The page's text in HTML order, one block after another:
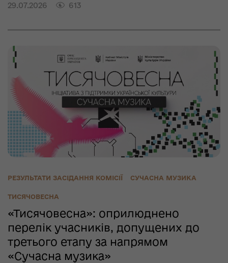
29.07.2026 613
РЕЗУЛЬТАТИ ЗАСІДАННЯ КОМІСІЇ СУЧАСНА МУЗИКА
ТИСЯЧОВЕСНА
«Тисячовесна»: оприлюднено
перелік учасників, допущених до
третього етапу за напрямом
«Сучасна музика»